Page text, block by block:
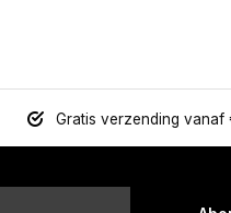
Gratis verzending vanaf